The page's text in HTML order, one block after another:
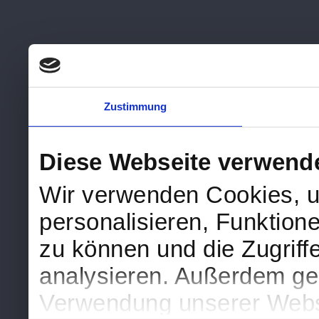
Zustimmung
Diese Webseite
Wir verwenden Cookies,
personalisieren,
zu können und die
analysieren. Außerdem
Verwendung unserer